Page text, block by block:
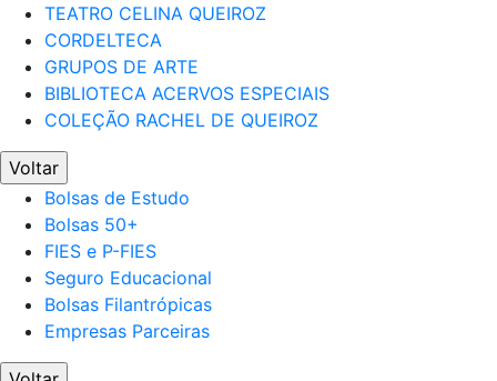
TEATRO CELINA QUEIROZ
CORDELTECA
GRUPOS DE ARTE
BIBLIOTECA ACERVOS ESPECIAIS
COLEÇÃO RACHEL DE QUEIROZ
Voltar
Bolsas de Estudo
Bolsas 50+
FIES e P-FIES
Seguro Educacional
Bolsas Filantrópicas
Empresas Parceiras